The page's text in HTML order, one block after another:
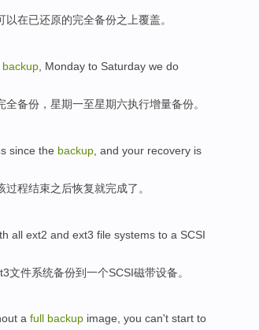
以在已还原的完全备份之上覆盖。
backup Monday to Saturday we do
全备份， 星期一至星期六执行增量备份。
since the backup , and your recovery is
过程结束之后恢复就完成了。
all ext2 and ext3 file systems to a SCSI
文件系统备份到一个SCSI磁带设备。
a full backup image, you can't start to